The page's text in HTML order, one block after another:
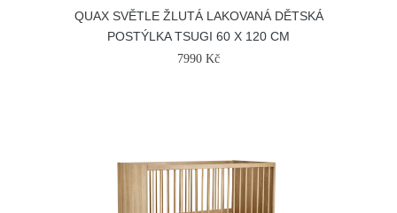
QUAX SVĚTLE ŽLUTÁ LAKOVANÁ DĚTSKÁ
POSTÝLKA TSUGI 60 X 120 CM
7990 Kč